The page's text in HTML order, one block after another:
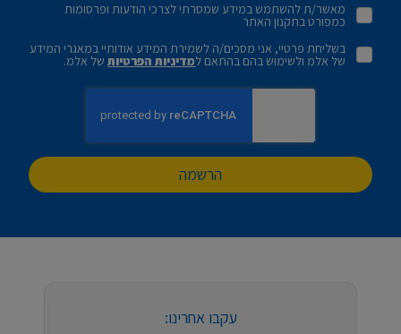
מאשר/ת להשתמש במידע שמסרתי לצרכי הודעות ופרסומות
כמפורט בתקנון האתר
בשליחת פרטיי, אני מסכים/ה לשמירת המידע אודותיי במאגרי המידע
של אלמ ולשימוש בהם בהתאם למדיניות הפרטיותשל אלמ.
הרשמה
עקבו אחרינו: